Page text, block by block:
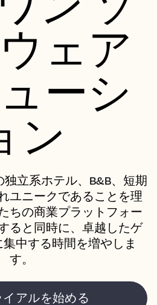
ェア
ーシ
ン
立系ホテル、B&B、短期
ユニークであることを理
ちの商業プラットフォー
ると同時に、卓越したゲ
中する時間を増やしま
す。
アルを始める